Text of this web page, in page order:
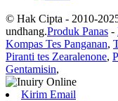
© Hak Cipta - 2010-
undhang.Produk Panas -
Kompas Tes Panganan,
Piranti tes Zearalenone,
Gentamisin,
Kirim Email